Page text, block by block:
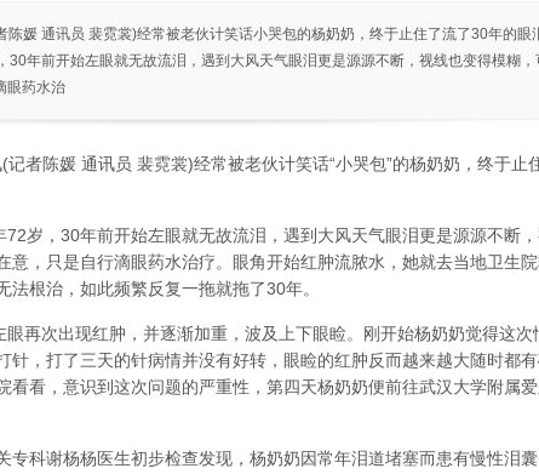
陈媛 通讯员 裴霓裳)经常被老伙计笑话小哭包的杨奶奶，终于止住了流了30年的眼
30年前开始左眼就无故流泪，遇到大风天气眼泪更是源源不断，视线也变得模糊，
眼药水治
者陈媛 通讯员 裴霓裳)经常被老伙计笑话“小哭包”的杨奶奶，终于止
72岁，30年前开始左眼就无故流泪，遇到大风天气眼泪更是源源不断
意，只是自行滴眼药水治疗。眼角开始红肿流脓水，她就去当地卫生
法根治，如此频繁反复一拖就拖了30年。
再次出现红肿，并逐渐加重，波及上下眼睑。刚开始杨奶奶觉得这次
针，打了三天的针病情并没有好转，眼睑的红肿反而越来越大随时都
看看，意识到这次问题的严重性，第四天杨奶奶便前往武汉大学附属
专科谢杨杨医生初步检查发现，杨奶奶因常年泪道堵塞而患有慢性泪